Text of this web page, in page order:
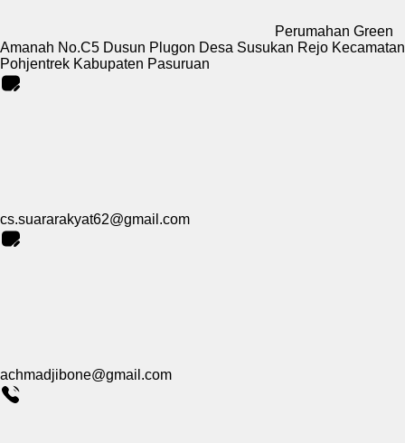
Perumahan Green
Amanah No.C5 Dusun Plugon Desa Susukan Rejo Kecamatan
Pohjentrek Kabupaten Pasuruan
cs.suararakyat62@gmail.com
achmadjibone@gmail.com